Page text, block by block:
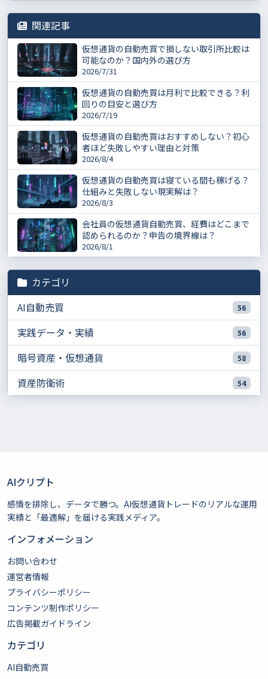
関連記事
仮想通貨の自動売買で損しない取引所比較は
可能なのか？国内外の選び方
2026/7/31
仮想通貨の自動売買は月利で比較できる？利
回りの目安と選び方
2026/7/19
仮想通貨の自動売買はおすすめしない？初心
者ほど失敗しやすい理由と対策
2026/8/4
仮想通貨の自動売買は寝ている間も稼げる？
仕組みと失敗しない現実解は？
2026/8/3
会社員の仮想通貨自動売買、経費はどこまで
認められるのか？申告の境界線は？
2026/8/1
カテゴリ
AI自動売買
56
実践データ・実績 56
暗号資産・仮想通貨 58
資産防衛術 54
AIクリプト
感情を排除し、データで勝つ。AI仮想通貨トレードのリアルな運用
実績と「最適解」を届ける実践メディア。
インフォメーション
お問い合わせ
運営者情報
プライバシーポリシー
コンテンツ制作ポリシー
広告掲載ガイドライン
カテゴリ
AI自動売買